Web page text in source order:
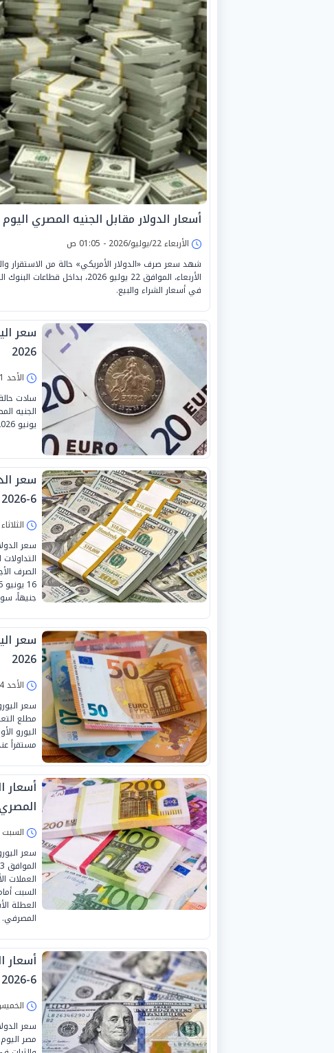
أسعار الدولار مقابل الجنيه المصري اليوم
الأربعاء 22/يوليو/2026 - 01:05 ص
شهد سعر صرف «الدولار الأمريكي» حالة من الاستقرار
الأربعاء، الموافق 22 يوليو
في أسعار الشراء والبيع.
2026
الأحد 21/يونيو/2026 - 11:00 ص
سادت
يونيو 2026.
6-2026 بالبنوك
الثلاثاء 16/يونيو/2026 - 12:38 ص
سعر
الصرف
جنيهاً،
2026
الأحد 14/يونيو/2026 - 11:30 ص
سعر
مطلع
مستقراً
المصري
السبت 13/يونيو/2026 - 11:00 ص
سعر
العملات
السبت
العطلة
المصرفي.
6-2026
الخميس 11/يونيو/2026 -
سعر